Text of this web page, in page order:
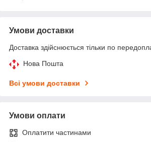
Умови доставки
Доставка здійснюється тільки по
Нова Пошта
Всі умови доставки
Умови оплати
Оплатити частинами